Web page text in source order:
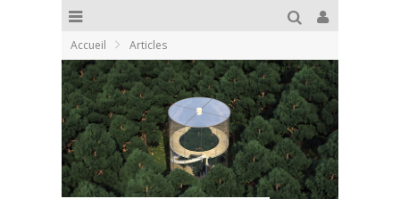
Accueil Articles